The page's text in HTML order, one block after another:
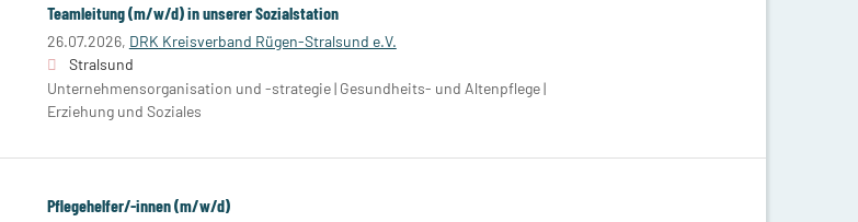
Teamleitung (m/w/d) in unserer Sozialstation
26.07.2026, DRK Kreisverband Rügen-Stralsund e.V.
Stralsund
Unternehmensorganisation und -strategie | Gesundheits- und Altenpflege |
Erziehung und Soziales
Pflegehelfer/-innen (m/w/d)